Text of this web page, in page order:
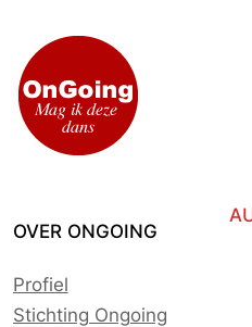
OVER ONGOING
Profiel
Stichting Ongoing